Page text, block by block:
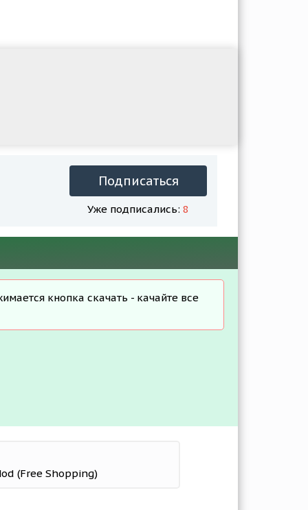
Подписаться
Уже подписались: 8
кнопка скачать - качайте все
(Free Shopping)